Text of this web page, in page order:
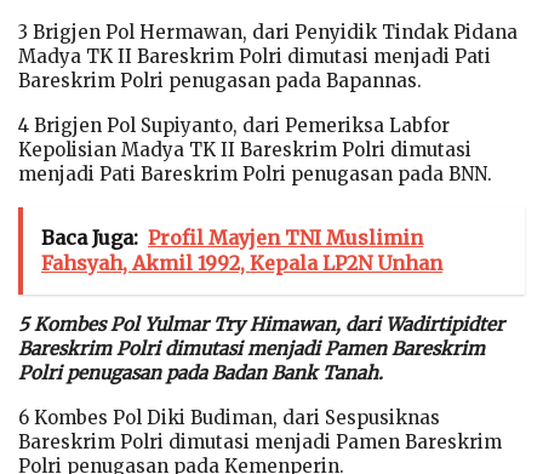
3 Brigjen Pol Hermawan, dari Penyidik Tindak Pidana
Madya TK II Bareskrim Polri dimutasi menjadi Pati
Bareskrim Polri penugasan pada Bapannas.
4 Brigjen Pol Supiyanto, dari Pemeriksa Labfor
Kepolisian Madya TK II Bareskrim Polri dimutasi
menjadi Pati Bareskrim Polri penugasan pada BNN.
Baca Juga: Profil Mayjen TNI Muslimin
Fahsyah, Akmil 1992, Kepala LP2N Unhan
5 Kombes Pol Yulmar Try Himawan, dari Wadirtipidter
Bareskrim Polri dimutasi menjadi Pamen Bareskrim
Polri penugasan pada Badan Bank Tanah.
6 Kombes Pol Diki Budiman, dari Sespusiknas
Bareskrim Polri dimutasi menjadi Pamen Bareskrim
Polri penugasan pada Kemenperin.